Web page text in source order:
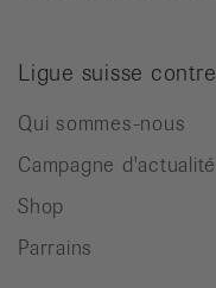
Ligue suisse
Qui sommes-nous
Campagne d'actualité
Shop
Parrains